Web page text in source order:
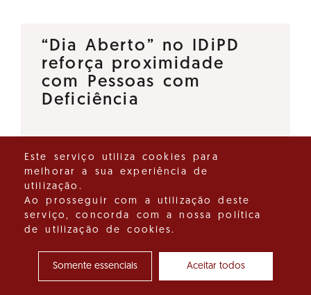
“Dia Aberto” no IDiPD
reforça proximidade
com Pessoas com
Deficiência
Pessoas com Deficiência (IDiPD)
lançou a iniciativa “Dia Aberto”,
um espaço de diálogo direto
que tem como objetivo
reforçar a proximidade entre…
Ver detalhes do destaque
Este serviço utiliza cookies para
melhorar a sua experiência de
utilização.
Ao prosseguir com a utilização deste
serviço, concorda com a nossa política
de utilização de cookies.
Somente essenciais Aceitar todos